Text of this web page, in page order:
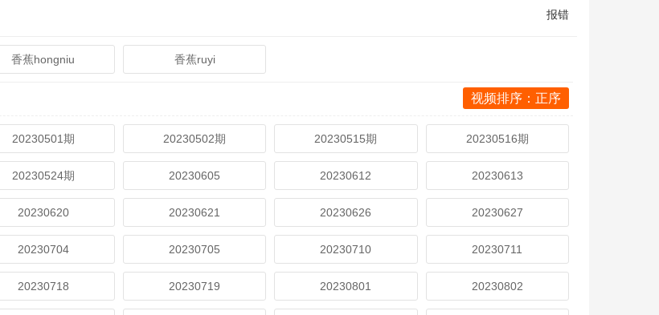
报错
香蕉hongniu 香蕉ruyi
视频排序：正序
20230501期 20230502期 20230515期 20230516期
20230524期 20230605 20230612 20230613
20230620 20230621 20230626 20230627
20230704 20230705 20230710 20230711
20230718 20230719 20230801 20230802